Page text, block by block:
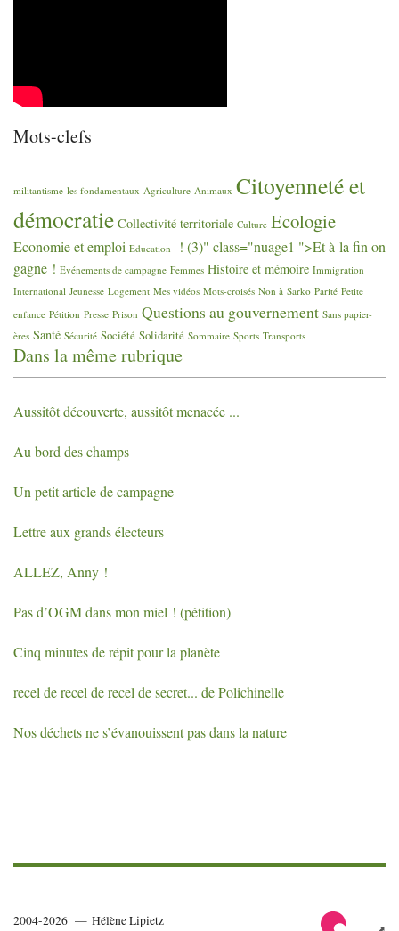
Mots-clefs
militantisme les fondamentaux Agriculture Animaux Citoyenneté et
démocratie Collectivité territoriale Culture Ecologie
Economie et emploi Education
! (3)" class="nuage1 ">Et à la fin on
gagne ! Evénements de campagne Femmes Histoire et mémoire Immigration
International Jeunesse Logement Mes vidéos Mots-croisés Non à Sarko Parité Petite
enfance Pétition Presse Prison Questions au gouvernement Sans papier-
ères Santé Sécurité Société Solidarité Sommaire Sports Transports
Dans la même rubrique
Aussitôt découverte, aussitôt menacée ...
Au bord des champs
Un petit article de campagne
Lettre aux grands électeurs
ALLEZ, Anny !
Pas d’OGMdans mon miel ! (pétition)
Cinq minutes de répit pour la planète
recel de recel de recel de secret... de Polichinelle
Nos déchets ne s’évanouissent pas dans la nature
2004-2026 — Hélène Lipietz